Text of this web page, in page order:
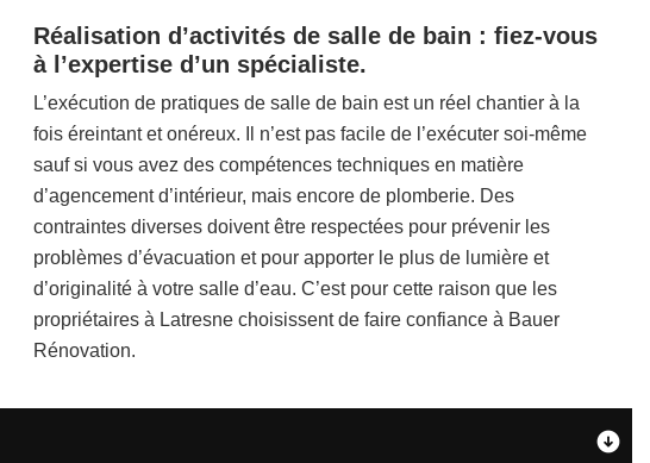
Réalisation d’activités de salle de bain : fiez-vous
à l’expertise d’un spécialiste.
L’exécution de pratiques de salle de bain est un réel chantier à la
fois éreintant et onéreux. Il n’est pas facile de l’exécuter soi-même
sauf si vous avez des compétences techniques en matière
d’agencement d’intérieur, mais encore de plomberie. Des
contraintes diverses doivent être respectées pour prévenir les
problèmes d’évacuation et pour apporter le plus de lumière et
d’originalité à votre salle d’eau. C’est pour cette raison que les
propriétaires à Latresne choisissent de faire confiance à Bauer
Rénovation.